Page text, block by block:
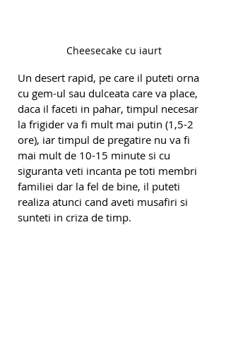
Cheesecake cu iaurt
Un desert rapid, pe care il puteti orna
cu gem-ul sau dulceata care va place,
daca il faceti in pahar, timpul necesar
la frigider va fi mult mai putin (1,5-2
ore), iar timpul de pregatire nu va fi
mai mult de 10-15 minute si cu
siguranta veti incanta pe toti membri
familiei dar la fel de bine, il puteti
realiza atunci cand aveti musafiri si
sunteti in criza de timp.